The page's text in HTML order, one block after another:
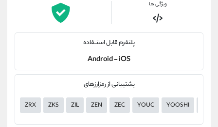
ویژگی ها
پلتفرم قابل استــفاده
Android - iOS
پشتیبانی از رمزارزهای
ZRX ZKS ZIL ZEN ZEC YOUC YOOSHI